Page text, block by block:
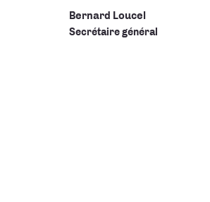
Bernard Loucel
Secrétaire général